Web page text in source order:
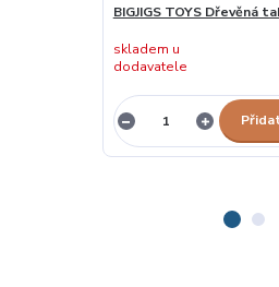
BIGJIGS TOYS Dřevěná
skladem u
dodavatele